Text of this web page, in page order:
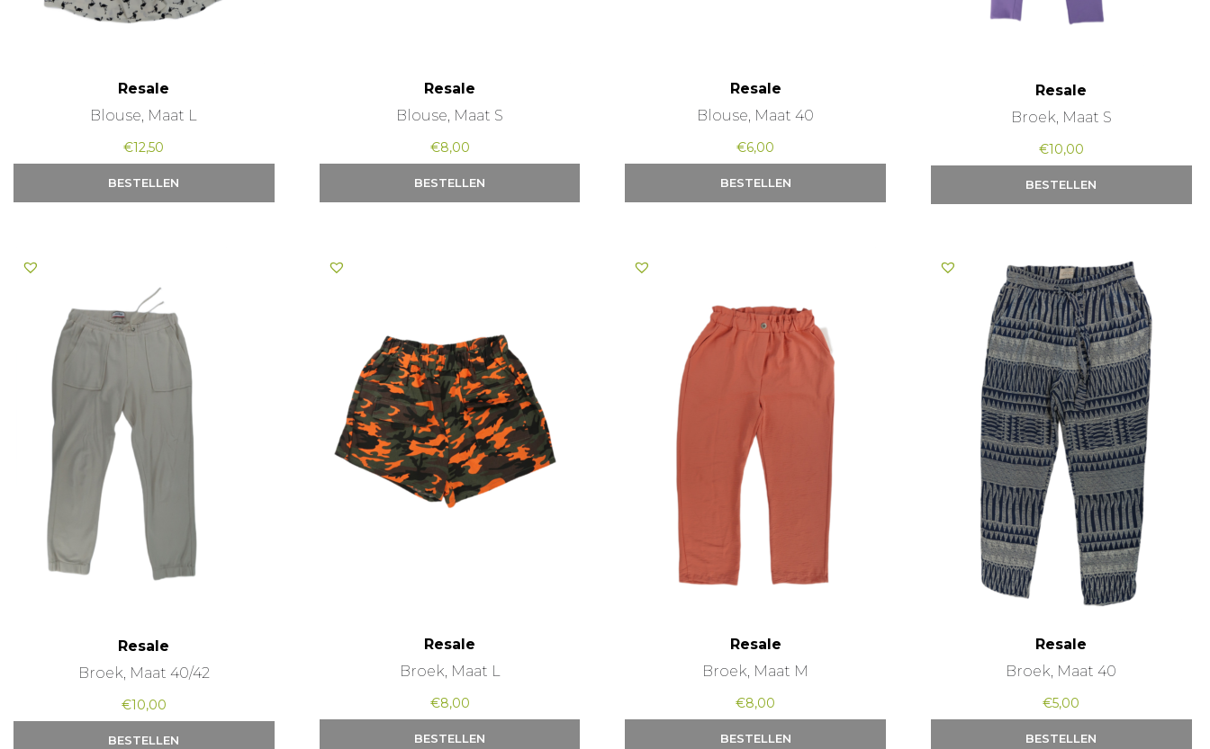
Resale
Blouse, Maat L
€12,50
BESTELLEN
Resale
Blouse, Maat S
€8,00
BESTELLEN
Resale
Blouse, Maat 40
€6,00
BESTELLEN
Resale
Broek, Maat S
€10,00
BESTELLEN
Resale
Broek, Maat 40/42
€10,00
BESTELLEN
Resale
Broek, Maat L
€8,00
BESTELLEN
Resale
Broek, Maat M
€8,00
BESTELLEN
Resale
Broek, Maat 40
€5,00
BESTELLEN